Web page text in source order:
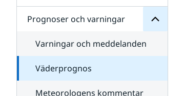
Prognoser och varningar
Varningar och meddelanden
Väderprognos
Meteorologens kommentar